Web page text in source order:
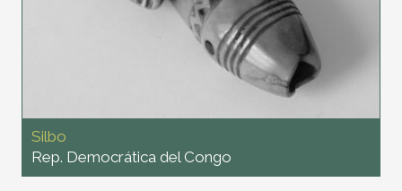
Silbo
Rep. Democrática del Congo